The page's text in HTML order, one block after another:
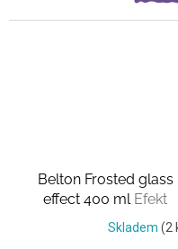
Belton Frosted glass
effect 400 ml Efekt
mléčného skla
Skladem (2